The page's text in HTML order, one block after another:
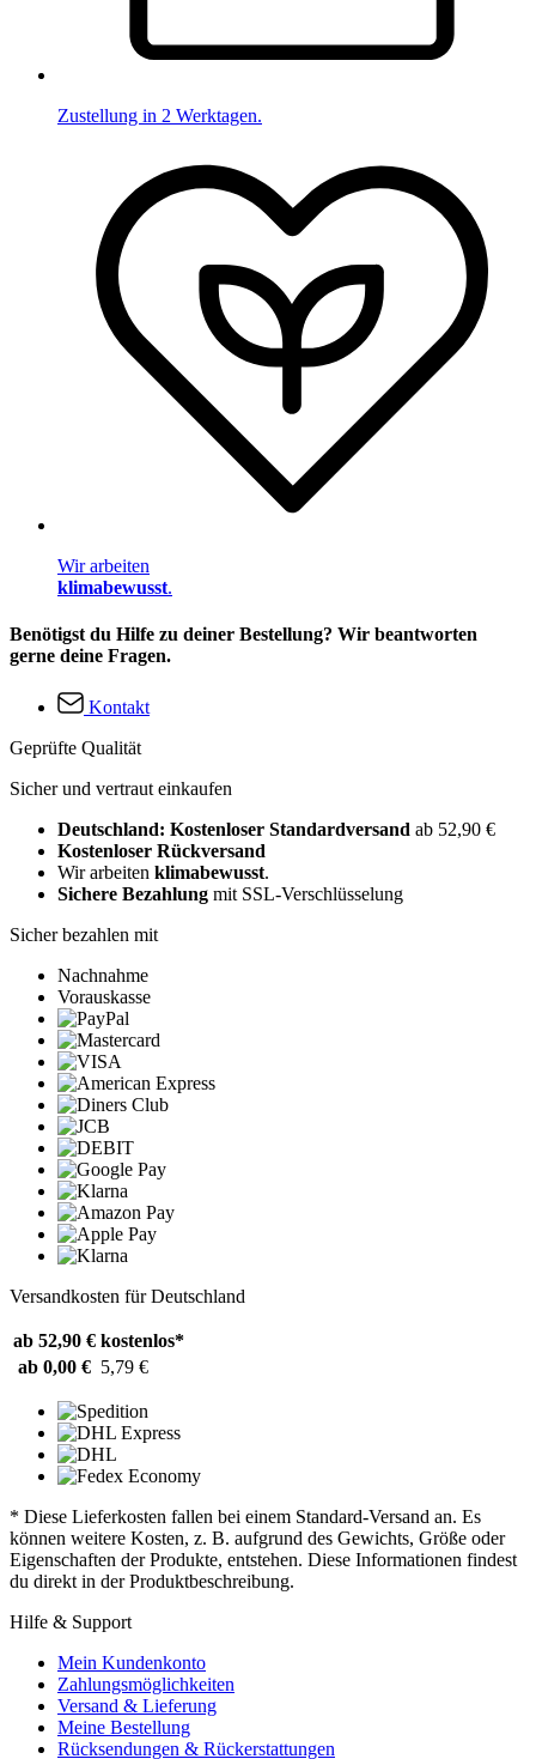
Zustellung in 2 Werktagen.
Wir arbeiten
klimabewusst.
Benötigst du Hilfe zu deiner Bestellung? Wir beantworten
gerne deine Fragen.
Kontakt
Geprüfte Qualität
Sicher und vertraut einkaufen
Deutschland: Kostenloser Standardversand ab 52,90 €
Kostenloser Rückversand
Wir arbeiten klimabewusst.
Sichere Bezahlung mit SSL-Verschlüsselung
Sicher bezahlen mit
Nachnahme
Vorauskasse
Versandkosten für Deutschland
ab 52,90 € kostenlos*
ab 0,00 € 5,79 €
* Diese Lieferkosten fallen bei einem Standard-Versand an. Es
können weitere Kosten, z. B. aufgrund des Gewichts, Größe oder
Eigenschaften der Produkte, entstehen. Diese Informationen findest
du direkt in der Produktbeschreibung.
Hilfe & Support
Mein Kundenkonto
Zahlungsmöglichkeiten
Versand & Lieferung
Meine Bestellung
Rücksendungen & Rückerstattungen